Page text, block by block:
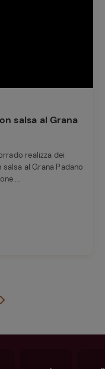
salsa al Grana
realizza dei
al Grana Padano
...